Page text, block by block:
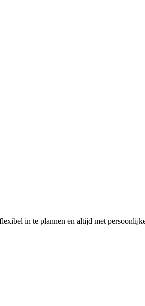
in te plannen en altijd met